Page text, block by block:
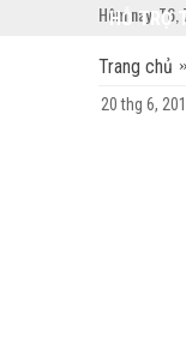
HỖ TRỢ
Hôm nay: T6,
Trang chủ
20 thg 6,